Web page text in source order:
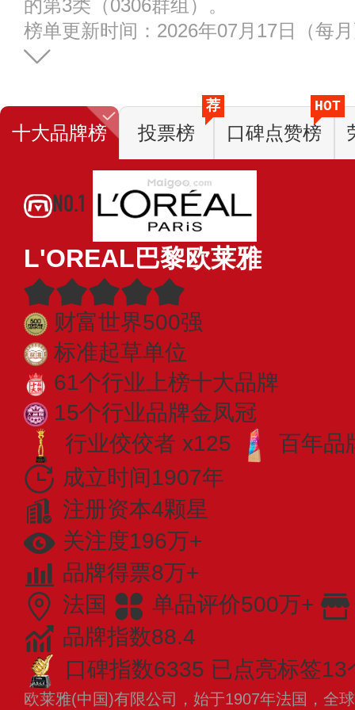
的第3类（0306群组）。
榜单更新时间：2026年07月17日（每
十大品牌榜 投票榜
荐
口碑点赞榜
HOT
NO.1
L'OREAL巴黎欧莱雅
财富世界500强
标准起草单位
61个行业上榜十大品牌
15个行业品牌金凤冠
行业佼佼者 x125
百年品
成立时间1907年
注册资本4颗星
关注度196万+
品牌得票8万+
法国
单品评价500万+
品牌指数88.4
口碑指数6335 已点亮标签13
欧莱雅(中国)有限公司，始于1907年法国，全